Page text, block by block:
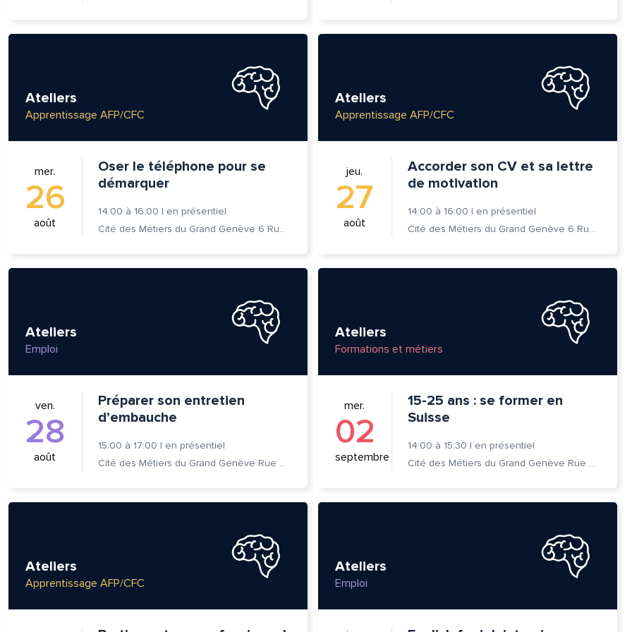
Ateliers
Apprentissage AFP/CFC
mer.
26
août
Oser le téléphone pour se
démarquer
14:00 à 16:00 | en présentiel
Cité des Métiers du Grand Genève 6 Rue Prévost-Martin 1205 Genève
Ateliers
Apprentissage AFP/CFC
jeu.
27
août
Accorder son CV et sa lettre
de motivation
14:00 à 16:00 | en présentiel
Cité des Métiers du Grand Genève 6 Rue Prévost-Martin 1205 Genève
Ateliers
Emploi
ven.
28
août
Préparer son entretien
d’embauche
15:00 à 17:00 | en présentiel
Cité des Métiers du Grand Genève Rue Prévost-Martin 6 1205 Genève
Ateliers
Formations et métiers
mer.
02
septembre
15-25 ans : se former en
Suisse
14:00 à 15:30 | en présentiel
Cité des Métiers du Grand Genève Rue Prévost-Martin 6 1205 Genève
Ateliers
Apprentissage AFP/CFC
Ateliers
Emploi